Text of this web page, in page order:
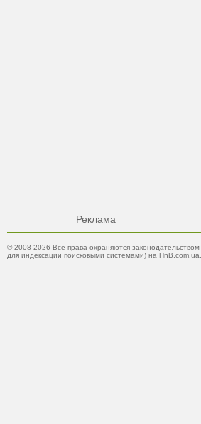
Реклама
© 2008-2026 Все права охраняются
для индексации поисковыми системами) на HnB.com.ua.